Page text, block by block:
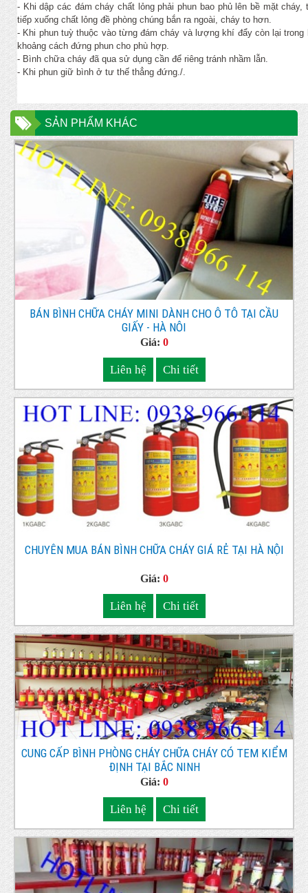
- Khi dập các đám cháy chất lỏng phải phun bao phủ lên bề mặt cháy,
tiếp xuống chất lỏng đề phòng chúng bắn ra ngoài, cháy to hơn.
- Khi phun tuỳ thuộc vào từng đám cháy và lượng khí đẩy còn lại
khoảng cách đứng phun cho phù hợp.
- Bình chữa cháy đã qua sử dụng cần để riêng tránh nhầm lẫn.
- Khi phun giữ bình ở tư thế thẳng đứng./.
SẢN PHẨM KHÁC
BÁN BÌNH CHỮA CHÁY MINI DÀNH CHO Ô TÔ TẠI CẦU
GIẤY - HÀ NÔI
Giá: 0
Liên hệ Chi tiết
CHUYÊN MUA BÁN BÌNH CHỮA CHÁY GIÁ RẺ TẠI HÀ NỘI
Giá: 0
Liên hệ Chi tiết
CUNG CẤP BÌNH PHÒNG CHÁY CHỮA CHÁY CÓ TEM KIỂM
ĐỊNH TẠI BẮC NINH
Giá: 0
Liên hệ Chi tiết